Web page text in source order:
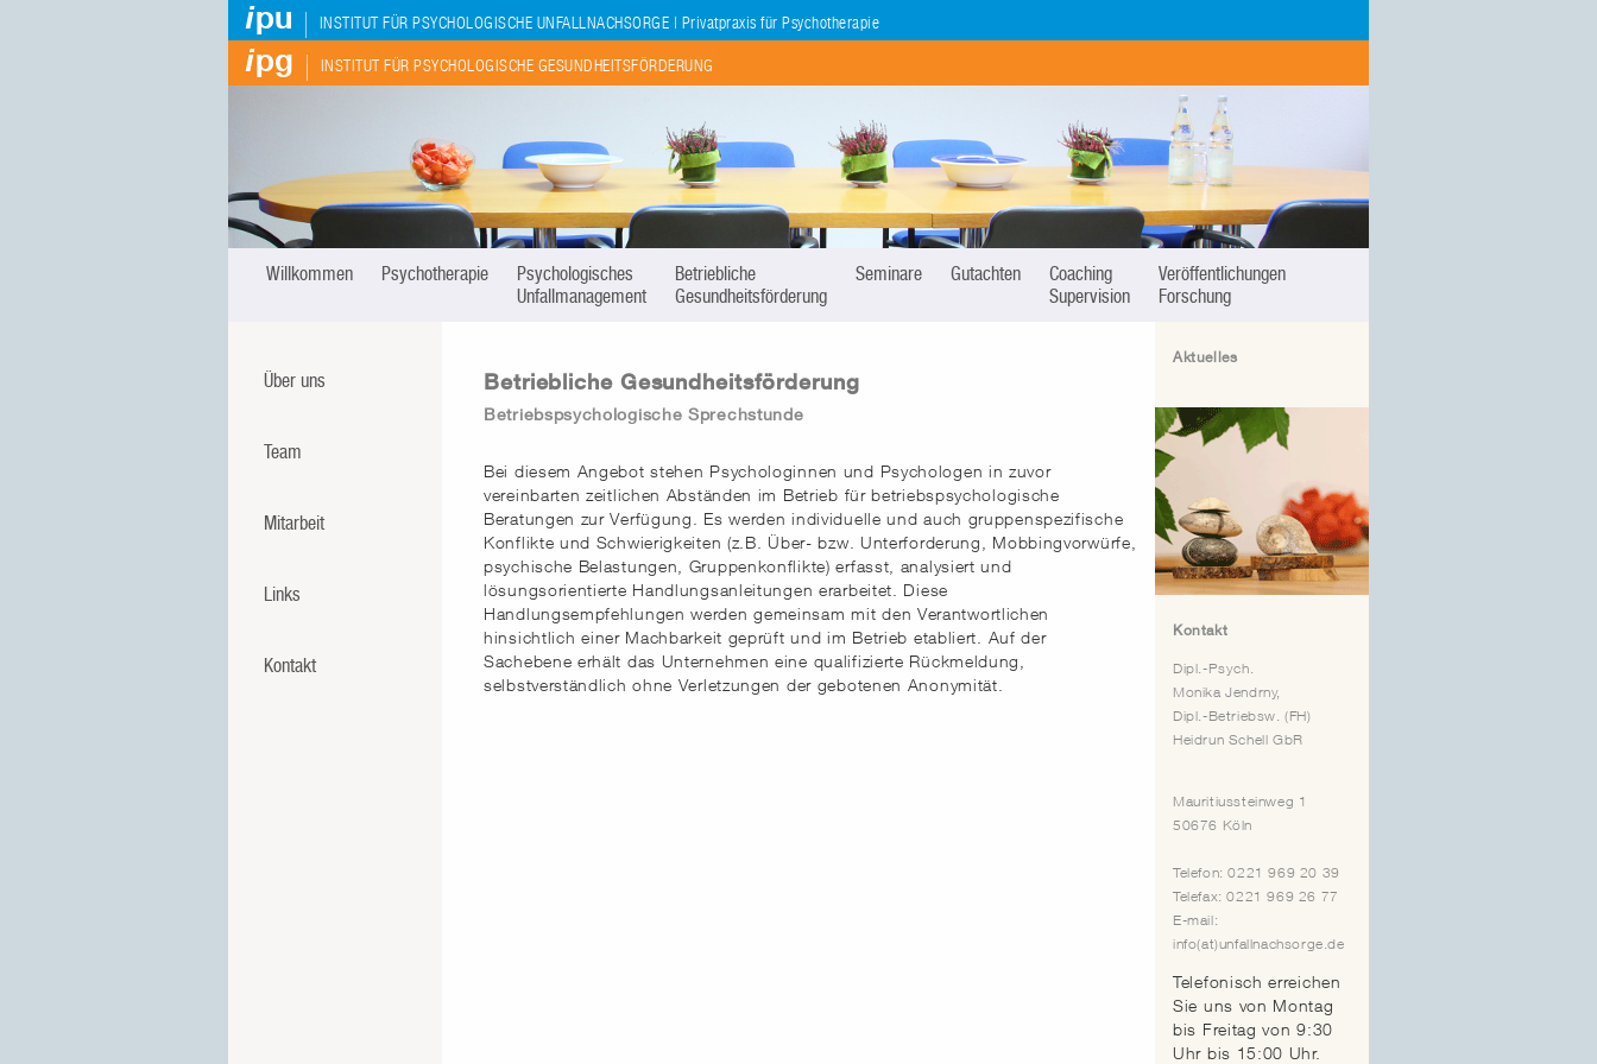
ipu INSTITUT FÜR PSYCHOLOGISCHE UNFALLNACHSORGE | Privatpraxis für Psychotherapie
ipg INSTITUT FÜR PSYCHOLOGISCHE GESUNDHEITSFÖRDERUNG
Willkommen Psychotherapie
Psychologisches
Unfallmanagement
Betriebliche
Gesundheitsförderung
Seminare Gutachten
Coaching
Supervision
Veröffentlichungen
Forschung
Über uns
Team
Mitarbeit
Links
Kontakt
Betriebliche Gesundheitsförderung
Betriebspsychologische Sprechstunde
Bei diesem Angebot stehen Psychologinnen und Psychologen in zuvor
vereinbarten zeitlichen Abständen im Betrieb für betriebspsychologische
Beratungen zur Verfügung. Es werden individuelle und auch gruppenspezifische
Konflikte und Schwierigkeiten (z.B. Über- bzw. Unterforderung, Mobbingvorwürfe,
psychische Belastungen, Gruppenkonflikte) erfasst, analysiert und
lösungsorientierte Handlungsanleitungen erarbeitet. Diese
Handlungsempfehlungen werden gemeinsam mit den Verantwortlichen
hinsichtlich einer Machbarkeit geprüft und im Betrieb etabliert. Auf der
Sachebene erhält das Unternehmen eine qualifizierte Rückmeldung,
selbstverständlich ohne Verletzungen der gebotenen Anonymität.
Aktuelles
Kontakt
Dipl.-Psych.
Monika Jendrny,
Dipl.-Betriebsw. (FH)
Heidrun Schell GbR
Mauritiussteinweg 1
50676 Köln
Telefon: 0221 969 20 39
Telefax: 0221 969 26 77
E-mail:
info(at)unfallnachsorge.de
Telefonisch erreichen
Sie uns von Montag
bis Freitag von 9:30
Uhr bis 15:00 Uhr.